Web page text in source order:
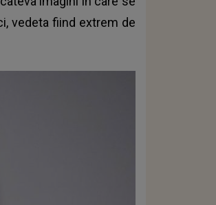
vedeta fiind extrem de